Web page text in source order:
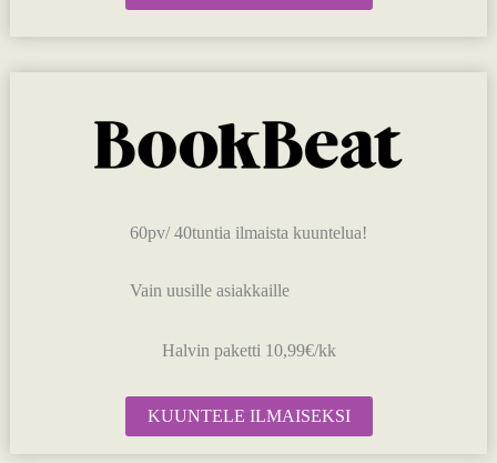
60pv/ 40tuntia ilmaista kuuntelua!
Vain uusille asiakkaille
Halvin paketti 10,99€/kk
KUUNTELE ILMAISEKSI